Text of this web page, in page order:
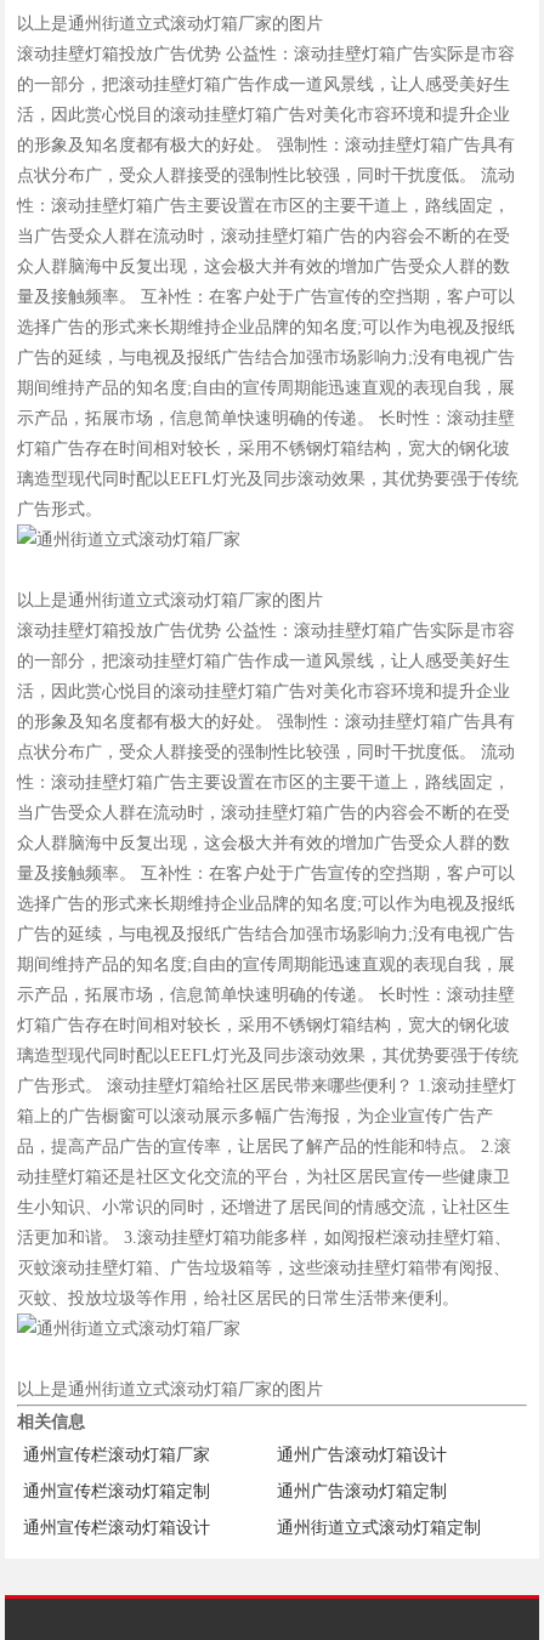
以上是通州街道立式滚动灯箱厂家的图片
滚动挂壁灯箱投放广告优势 公益性：滚动挂壁灯箱广告实际是市容
的一部分，把滚动挂壁灯箱广告作成一道风景线，让人感受美好生
活，因此赏心悦目的滚动挂壁灯箱广告对美化市容环境和提升企业
的形象及知名度都有极大的好处。 强制性：滚动挂壁灯箱广告具有
点状分布广，受众人群接受的强制性比较强，同时干扰度低。 流动
性：滚动挂壁灯箱广告主要设置在市区的主要干道上，路线固定，
当广告受众人群在流动时，滚动挂壁灯箱广告的内容会不断的在受
众人群脑海中反复出现，这会极大并有效的增加广告受众人群的数
量及接触频率。 互补性：在客户处于广告宣传的空挡期，客户可以
选择广告的形式来长期维持企业品牌的知名度;可以作为电视及报纸
广告的延续，与电视及报纸广告结合加强市场影响力;没有电视广告
期间维持产品的知名度;自由的宣传周期能迅速直观的表现自我，展
示产品，拓展市场，信息简单快速明确的传递。 长时性：滚动挂壁
灯箱广告存在时间相对较长，采用不锈钢灯箱结构，宽大的钢化玻
璃造型现代同时配以EEFL灯光及同步滚动效果，其优势要强于传统
广告形式。
以上是通州街道立式滚动灯箱厂家的图片
滚动挂壁灯箱投放广告优势 公益性：滚动挂壁灯箱广告实际是市容
的一部分，把滚动挂壁灯箱广告作成一道风景线，让人感受美好生
活，因此赏心悦目的滚动挂壁灯箱广告对美化市容环境和提升企业
的形象及知名度都有极大的好处。 强制性：滚动挂壁灯箱广告具有
点状分布广，受众人群接受的强制性比较强，同时干扰度低。 流动
性：滚动挂壁灯箱广告主要设置在市区的主要干道上，路线固定，
当广告受众人群在流动时，滚动挂壁灯箱广告的内容会不断的在受
众人群脑海中反复出现，这会极大并有效的增加广告受众人群的数
量及接触频率。 互补性：在客户处于广告宣传的空挡期，客户可以
选择广告的形式来长期维持企业品牌的知名度;可以作为电视及报纸
广告的延续，与电视及报纸广告结合加强市场影响力;没有电视广告
期间维持产品的知名度;自由的宣传周期能迅速直观的表现自我，展
示产品，拓展市场，信息简单快速明确的传递。 长时性：滚动挂壁
灯箱广告存在时间相对较长，采用不锈钢灯箱结构，宽大的钢化玻
璃造型现代同时配以EEFL灯光及同步滚动效果，其优势要强于传统
广告形式。 滚动挂壁灯箱给社区居民带来哪些便利？ 1.滚动挂壁灯
箱上的广告橱窗可以滚动展示多幅广告海报，为企业宣传广告产
品，提高产品广告的宣传率，让居民了解产品的性能和特点。 2.滚
动挂壁灯箱还是社区文化交流的平台，为社区居民宣传一些健康卫
生小知识、小常识的同时，还增进了居民间的情感交流，让社区生
活更加和谐。 3.滚动挂壁灯箱功能多样，如阅报栏滚动挂壁灯箱、
灭蚊滚动挂壁灯箱、广告垃圾箱等，这些滚动挂壁灯箱带有阅报、
灭蚊、投放垃圾等作用，给社区居民的日常生活带来便利。
以上是通州街道立式滚动灯箱厂家的图片
相关信息
通州宣传栏滚动灯箱厂家
通州广告滚动灯箱设计
通州宣传栏滚动灯箱定制
通州广告滚动灯箱定制
通州宣传栏滚动灯箱设计
通州街道立式滚动灯箱定制